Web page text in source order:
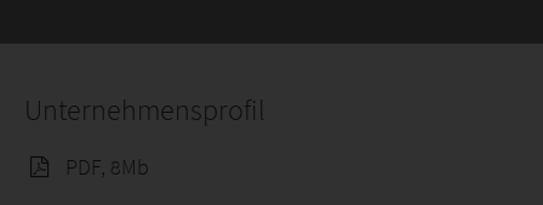
Unternehmensprofil
PDF, 8Mb